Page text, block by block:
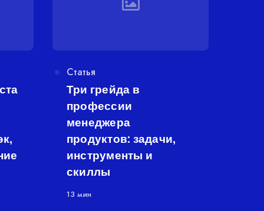
Категория
Статья
Три грейда в
профессии
менеджера
продуктов: задачи,
инструменты и
скиллы
13 мин